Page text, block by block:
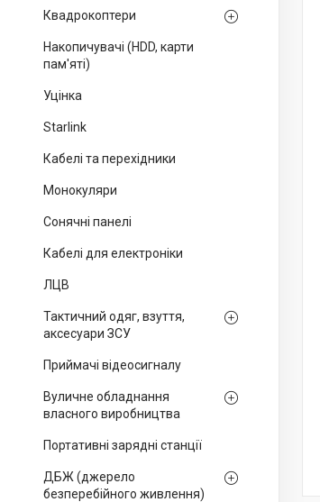
Квадрокоптери
Накопичувачі (HDD, карти
пам'яті)
Уцінка
Starlink
Кабелі та перехідники
Монокуляри
Сонячні панелі
Кабелі для електроніки
ЛЦВ
Тактичний одяг, взуття,
аксесуари ЗСУ
Приймачі відеосигналу
Вуличне обладнання
власного виробництва
Портативні зарядні станції
ДБЖ (джерело
безперебійного живлення)